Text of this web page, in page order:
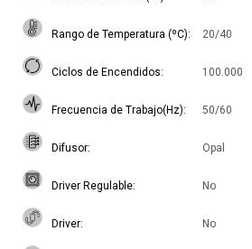
Rango de Temperatura (ºC) 20/40
Ciclos de Encendidos 100.000
Frecuencia de Trabajo(Hz) 50/60
Difusor Opal
Driver Regulable No
Driver No